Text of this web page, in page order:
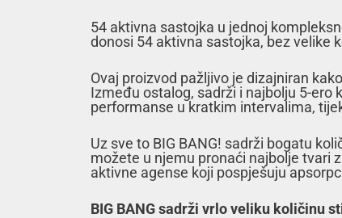
54 aktivna sastojka u jednoj
donosi 54 aktivna sastojka, bez velike
Ovaj proizvod pažljivo je dizajniran
Između ostalog, sadrži i najbolju 5-
performanse u kratkim intervalima,
Uz sve to BIG BANG! sadrži bogatu
možete u njemu pronaći najbolje tvari
aktivne agense koji pospješuju
BIG BANG sadrži vrlo veliku količinu